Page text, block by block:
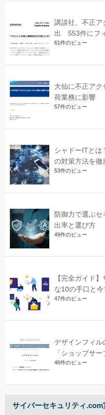
講談社、不正ア
出 553件にフ
61件のビュー
大仙に不正ア
荷業務に影響
57件のビュー
シャドーITとは
の対策方法を徹
53件のビュー
防御力で選ぶ
出率と選び方
49件のビュー
【完全ガイド
な10の手口と
47件のビュー
デザインフィ
「ショップサ
46件のビュー
サイバーセキュリティ.com